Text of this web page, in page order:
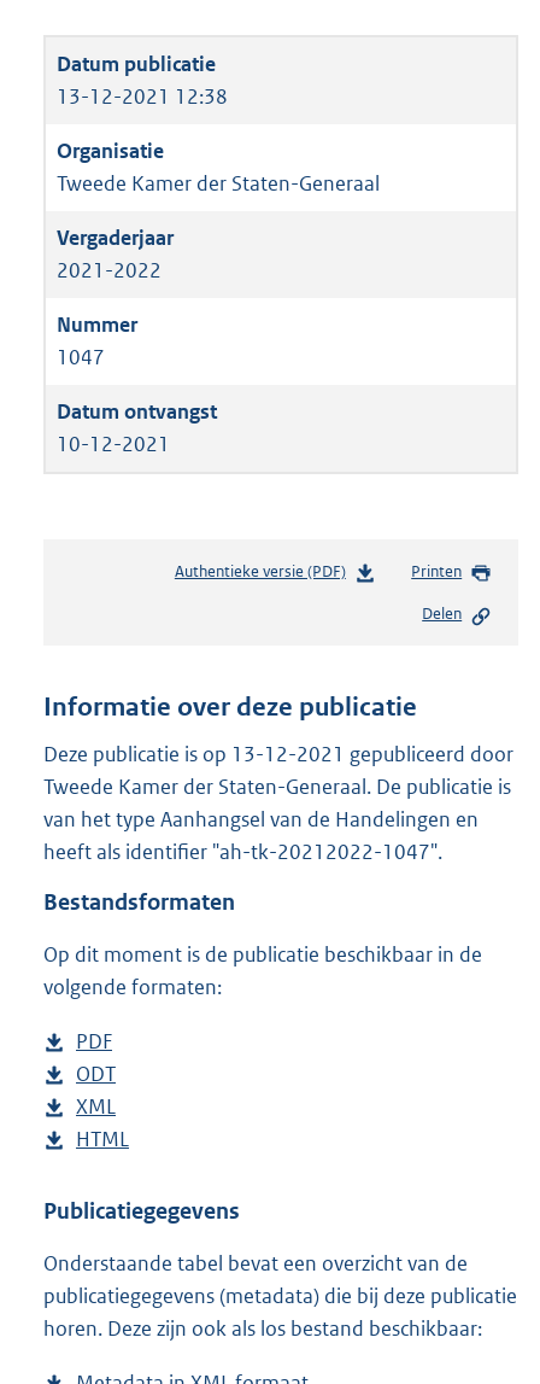
13-12-2021 12:38
Tweede Kamer der Staten-Generaal
2021-2022
1047
10-12-2021
Authentieke versie (PDF)b
n
s
r
o
o
:
Printen
Delen
Informatie over deze publicatie
Deze publicatie is op 13-12-2021 gepubliceerd door
Tweede Kamer der Staten-Generaal. De publicatie is
van het type Aanhangsel van de Handelingen en
heeft als identifier "ah-tk-20212022-1047".
Bestandsformaten
Op dit moment is de publicatie beschikbaar in de
volgende formaten:
D
o
w
n
o
d
p
u
PDF
e
s
t
n
s
g
r
D
o
w
l
a
d
p
ODT
s
a
d
s
g
D
o
n
o
a
d
XML
e
t
n
d
s
D
w
l
o
a
HTML
s
a
n
d
Publicatiegegevens
Onderstaande tabel bevat een overzicht van de
publicatiegegevens (metadata) die bij deze publicatie
horen. Deze zijn ook als los bestand beschikbaar: